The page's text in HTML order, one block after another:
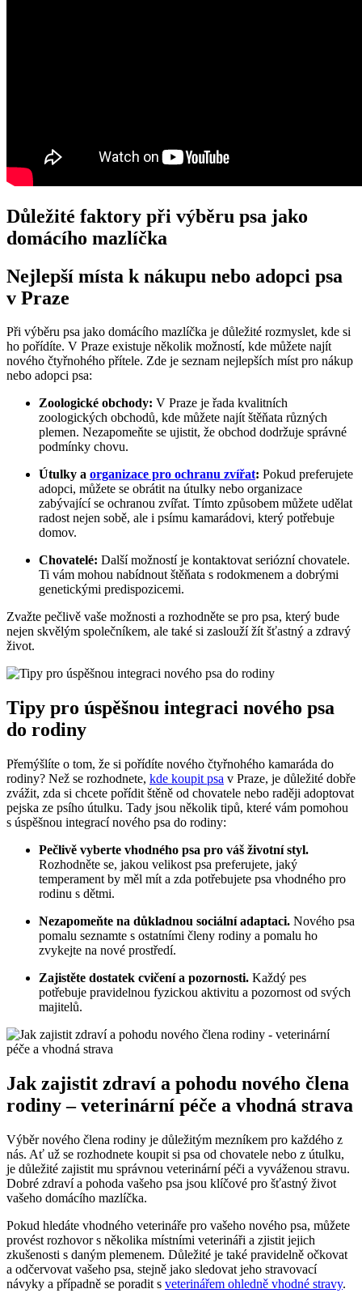
Důležité faktory při výběru psa jako
domácího mazlíčka
Nejlepší místa k nákupu nebo adopci psa
v Praze
Při výběru psa jako domácího mazlíčka je důležité rozmyslet, kde si
ho pořídíte. V Praze existuje několik možností, kde můžete najít
nového čtyřnohého přítele. Zde je seznam nejlepších míst pro nákup
nebo adopci psa:
Zoologické obchody: V Praze je řada kvalitních
zoologických obchodů, kde můžete najít štěňata různých
plemen. Nezapomeňte se ujistit, že obchod dodržuje správné
podmínky chovu.
Útulky a organizace pro ochranu zvířat: Pokud preferujete
adopci, můžete se obrátit na útulky nebo organizace
zabývající se ochranou zvířat. Tímto způsobem můžete udělat
radost nejen sobě, ale i psímu kamarádovi, který potřebuje
domov.
Chovatelé: Další možností je kontaktovat seriózní chovatele.
Ti vám mohou nabídnout štěňata s rodokmenem a dobrými
genetickými predispozicemi.
Zvažte pečlivě vaše možnosti a rozhodněte se pro psa, který bude
nejen skvělým společníkem, ale také si zaslouží žít šťastný a zdravý
život.
Tipy pro úspěšnou integraci nového psa
do rodiny
Přemýšlíte o tom, že si pořídíte nového čtyřnohého kamaráda do
rodiny? Než se rozhodnete, kde koupit psa v Praze, je důležité dobře
zvážit, zda si chcete pořídit štěně od chovatele nebo raději adoptovat
pejska ze psího útulku. Tady jsou několik tipů, které vám pomohou
s úspěšnou integrací nového psa do rodiny:
Pečlivě vyberte vhodného psa pro váš životní styl.
Rozhodněte se, jakou velikost psa preferujete, jaký
temperament by měl mít a zda potřebujete psa vhodného pro
rodinu s dětmi.
Nezapomeňte na důkladnou sociální adaptaci. Nového psa
pomalu seznamte s ostatními členy rodiny a pomalu ho
zvykejte na nové prostředí.
Zajistěte dostatek cvičení a pozornosti. Každý pes
potřebuje pravidelnou fyzickou aktivitu a pozornost od svých
majitelů.
Jak zajistit zdraví a pohodu nového člena
rodiny – veterinární péče a vhodná strava
Výběr nového člena rodiny je důležitým mezníkem pro každého z
nás. Ať už se rozhodnete koupit si psa od chovatele nebo z útulku,
je důležité zajistit mu správnou veterinární péči a vyváženou stravu.
Dobré zdraví a pohoda vašeho psa jsou klíčové pro šťastný život
vašeho domácího mazlíčka.
Pokud hledáte vhodného veterináře pro vašeho nového psa, můžete
provést rozhovor s několika místními veterináři a zjistit jejich
zkušenosti s daným plemenem. Důležité je také pravidelně očkovat
a odčervovat vašeho psa, stejně jako sledovat jeho stravovací
návyky a případně se poradit s veterinářem ohledně vhodné stravy.